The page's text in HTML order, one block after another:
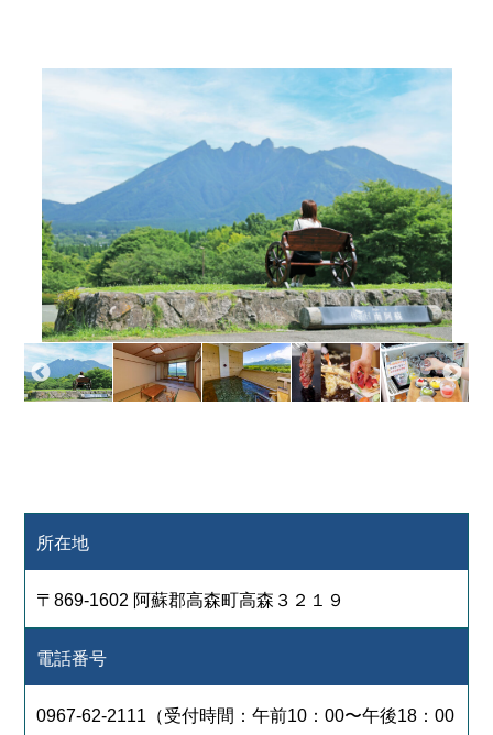
お問い合わせ
所在地
〒869-1602 阿蘇郡高森町高森３２１９
電話番号
0967-62-2111（受付時間：午前10：00〜午後18：00